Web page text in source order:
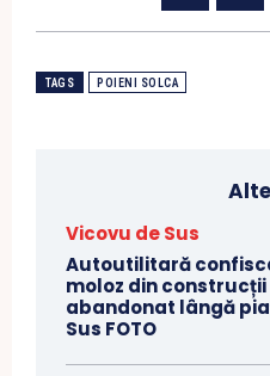
TAGS POIENI SOLCA
Vicovu de Sus
Autoutilitară
moloz din
abandonat lângă
Sus FOTO